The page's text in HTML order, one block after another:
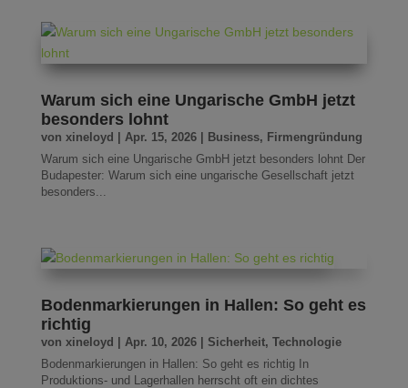
Warum sich eine Ungarische GmbH jetzt
besonders lohnt
von xineloyd Apr. 15, 2026| Business, Firmengründung
Warum sich eine Ungarische GmbH jetzt besonders lohnt Der
Budapester: Warum sich eine ungarische Gesellschaft jetzt
besonders...
Bodenmarkierungen in Hallen: So geht es
richtig
von xineloyd Apr. 10, 2026| Sicherheit, Technologie
Bodenmarkierungen in Hallen: So geht es richtig In
Produktions- und Lagerhallen herrscht oft ein dichtes